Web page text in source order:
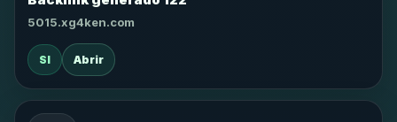
5015.xg4ken.com
SI Abrir